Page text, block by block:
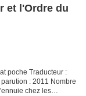
et l'Ordre du
poche Traducteur :
: 2011 Nombre
chez les